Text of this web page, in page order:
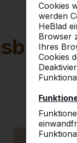
Cookies
werden
HeBlad
Browser
Ihres
Cookies